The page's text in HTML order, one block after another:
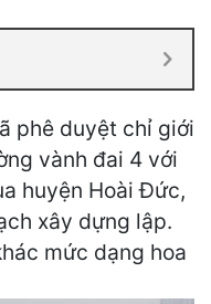
phê duyệt chỉ giới
vành đai 4 với
huyện Hoài Đức,
xây dựng lập.
mức dạng hoa